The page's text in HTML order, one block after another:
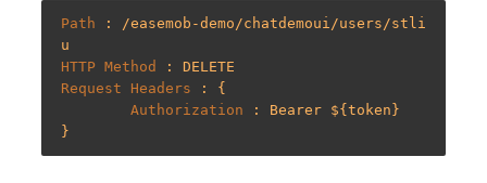
Path
: /easemob-demo/chatdemoui/users/stli
HTTP Method
Request Headers
: {
Authorization
: Bearer ${token}